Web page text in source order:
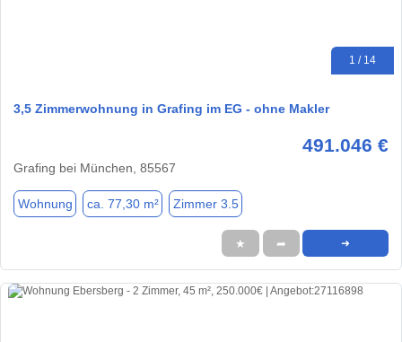
1 / 14
3,5 Zimmerwohnung in Grafing im EG - ohne Makler
491.046 €
Grafing bei München, 85567
Wohnung ca. 77,30 m² Zimmer 3.5
★ ➦ ➜